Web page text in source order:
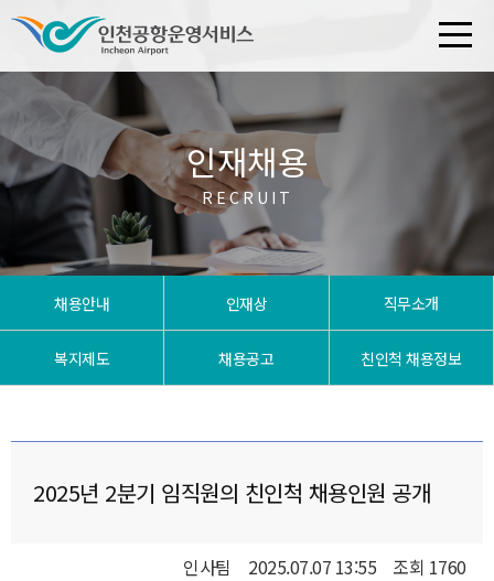
채용안내 인재상 직무소개
복지제도 채용공고 친인척 채용정보
인재채용
RECRUIT
2025년 2분기 임직원의 친인척 채용인원 공개
인사팀 2025.07.07 13:55 조회 1760